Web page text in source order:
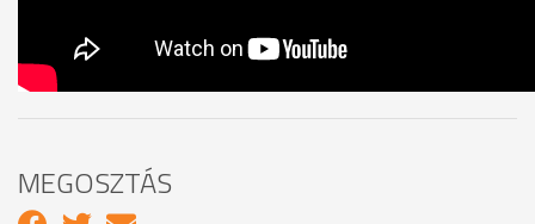
MEGOSZTÁS